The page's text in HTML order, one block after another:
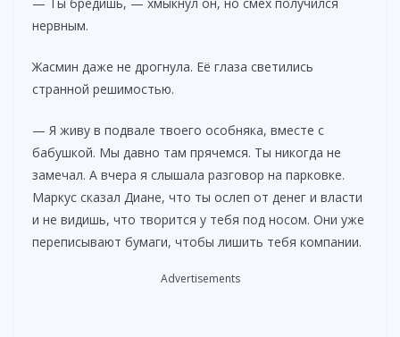
нервным.
Жасмин даже не дрогнула. Её глаза светились
странной решимостью.
— Я живу в подвале твоего особняка, вместе с
бабушкой. Мы давно там прячемся. Ты никогда не
замечал. А вчера я слышала разговор на парковке.
Маркус сказал Диане, что ты ослеп от денег и власти
и не видишь, что творится у тебя под носом. Они уже
переписывают бумаги, чтобы лишить тебя компании.
Advertisements